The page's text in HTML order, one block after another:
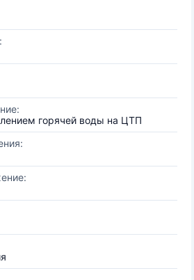
горячей воды на ЦТП